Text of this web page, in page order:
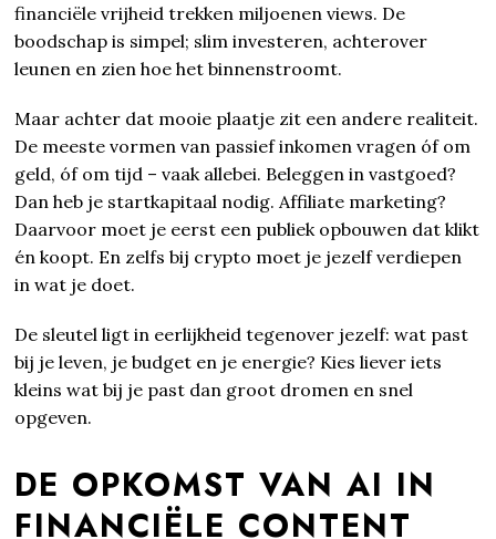
financiële vrijheid trekken miljoenen views. De
boodschap is simpel; slim investeren, achterover
leunen en zien hoe het binnenstroomt.
Maar achter dat mooie plaatje zit een andere realiteit.
De meeste vormen van passief inkomen vragen óf om
geld, óf om tijd – vaak allebei. Beleggen in vastgoed?
Dan heb je startkapitaal nodig. Affiliate marketing?
Daarvoor moet je eerst een publiek opbouwen dat klikt
én koopt. En zelfs bij crypto moet je jezelf verdiepen
in wat je doet.
De sleutel ligt in eerlijkheid tegenover jezelf: wat past
bij je leven, je budget en je energie? Kies liever iets
kleins wat bij je past dan groot dromen en snel
opgeven.
DE OPKOMST VAN AI IN
FINANCIËLE CONTENT